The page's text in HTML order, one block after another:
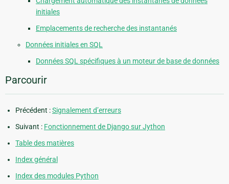
initiales
Emplacements de recherche des instantanés
Données initiales en SQL
Données SQL spécifiques à un moteur de base de données
Parcourir
Précédent :Signalement d’erreurs
Suivant : Fonctionnement de Django sur Jython
Table des matières
Index général
Index des modules Python